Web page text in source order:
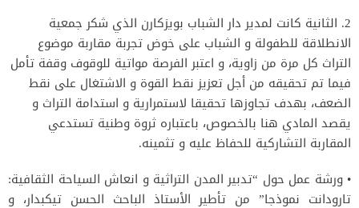
2. الثانية كانت لمدير دار الشباب بويزكارن الذي شكر جمعية
الانطلاقة للطفولة و الشباب على خوض تجربة مقاربة موضوع
التراث كل مرة من زاوية، و اعتبر الفرصة مواتية للوقوف وقفة تأمل
فيما تم تحقيقه من أجل تعزيز نقط القوة و الاشتغال على نقط
الضعف، بهدف تجاوزها تحقيقا لاستمرارية و استدامة التراث و
يقصد المادي هنا بالخصوص، باعتباره ثروة وطنية تستدعي
المقاربة التشاركية للحفاظ عليه و تثمينه.
• ورشة عمل حول “تدبير المدن التراثية و انعاش السياحة الثقافية:
تارودانت نموذجا” من تأطير الأستاذ الباحث الحسن تيكبدار، و